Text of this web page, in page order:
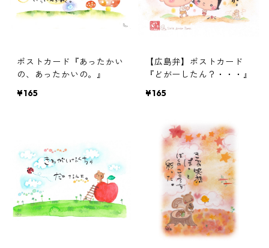
ポストカード『あったかい
の、あったかいの。』
¥165
【広島弁】ポストカード
『どがーしたん？・・・』
¥165